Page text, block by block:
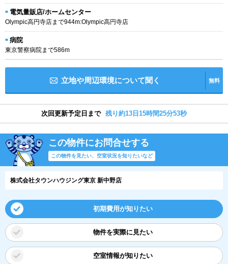
電気量販店/ホームセンター
Olympic高円寺店まで944m:Olympic高円寺店
病院
東京警察病院まで586m
立地や周辺環境について聞く 無料
次回更新予定日まで 残り約13日15時間25分52秒
この物件にお問合せする
この物件を見たい、空室状況を知りたいなど
株式会社タウンハウジング東京 新中野店
初期費用が知りたい
物件を実際に見たい
空室情報が知りたい